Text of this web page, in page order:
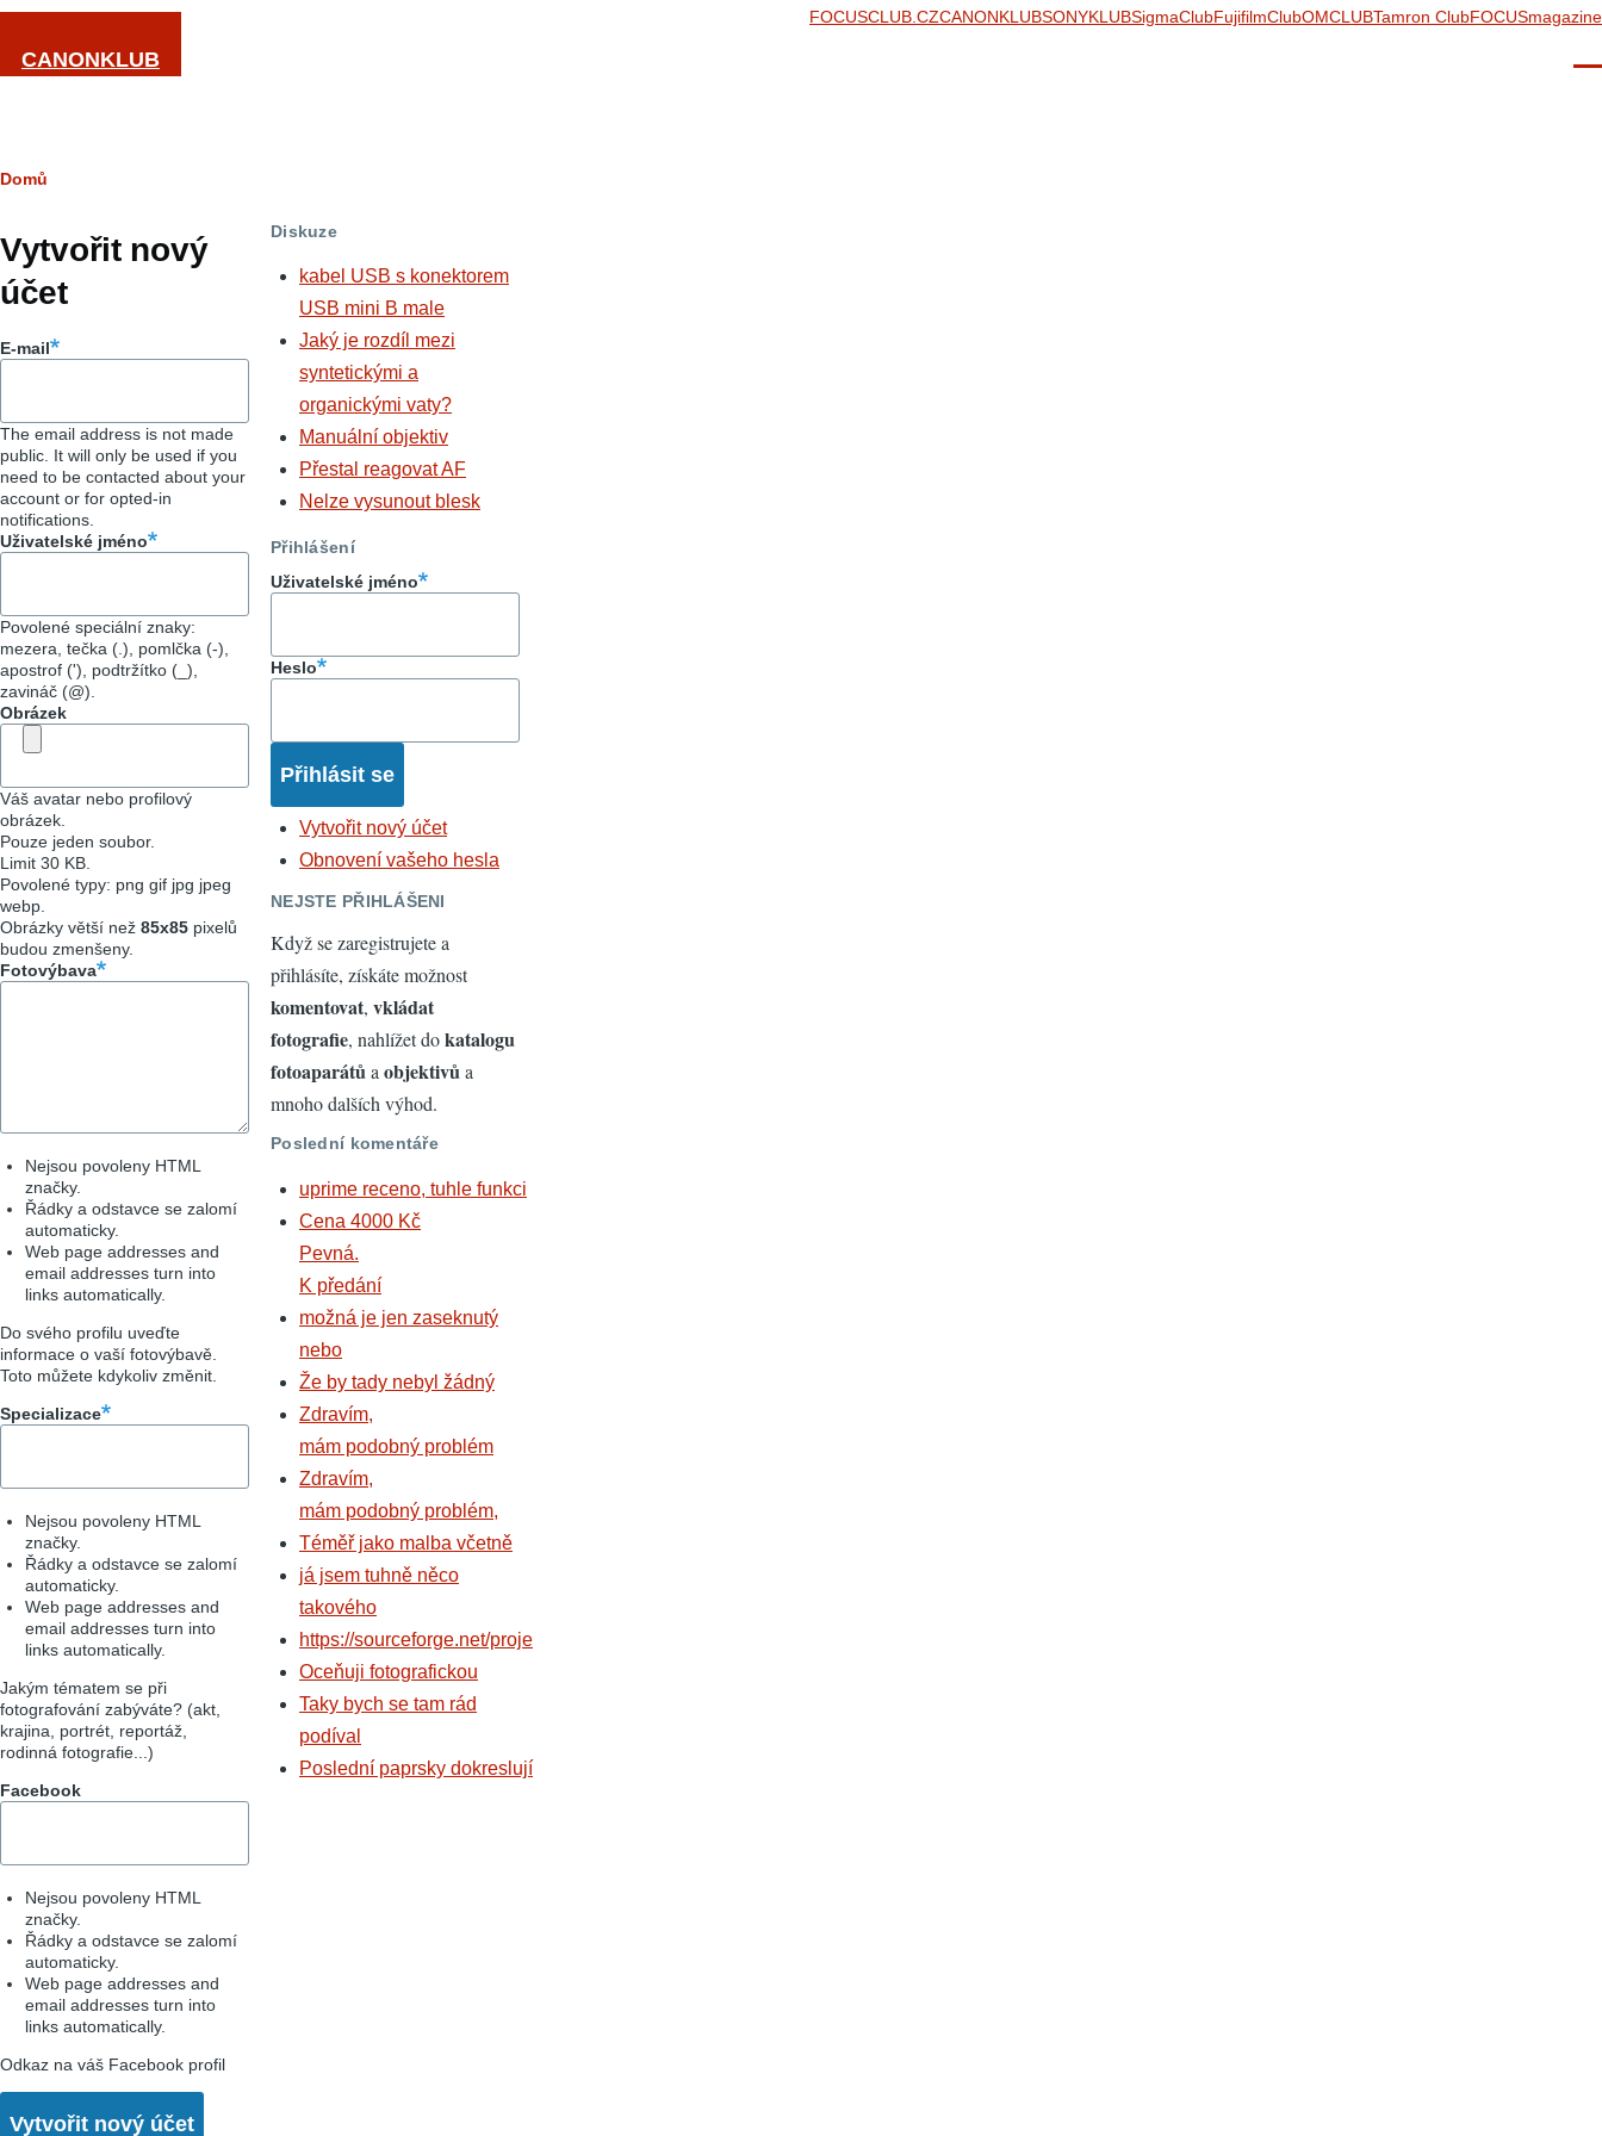
Přejít k hlavnímu obsahu
CANONKLUB
FOCUSCLUB.CZCANONKLUBSONYKLUBSigmaClubFujifilmClubOMCLUBTamron ClubFOCUSmagazine
Hlavní
záložky
Drobečková
navigace
Domů
Vytvořit nový
účet
E-mail
The email address is not made
public. It will only be used if you
need to be contacted about your
account or for opted-in
notifications.
Uživatelské jméno
Povolené speciální znaky:
mezera, tečka (.), pomlčka (-),
apostrof ('), podtržítko (_),
zavináč (@).
Obrázek
Váš avatar nebo profilový
obrázek.
Pouze jeden soubor.
Limit 30 KB.
Povolené typy: png gif jpg jpeg
webp.
Obrázky větší než 85x85 pixelů
budou zmenšeny.
Fotovýbava
Nejsou povoleny HTML
značky.
Řádky a odstavce se zalomí
automaticky.
Web page addresses and
email addresses turn into
links automatically.
Do svého profilu uveďte
informace o vaší fotovýbavě.
Toto můžete kdykoliv změnit.
Specializace
Nejsou povoleny HTML
značky.
Řádky a odstavce se zalomí
automaticky.
Web page addresses and
email addresses turn into
links automatically.
Jakým tématem se při
fotografování zabýváte? (akt,
krajina, portrét, reportáž,
rodinná fotografie...)
Facebook
Nejsou povoleny HTML
značky.
Řádky a odstavce se zalomí
automaticky.
Web page addresses and
email addresses turn into
links automatically.
Odkaz na váš Facebook profil
Diskuze
kabel USB s konektorem
USB mini B male
Jaký je rozdíl mezi
syntetickými a
organickými vaty?
Manuální objektiv
Přestal reagovat AF
Nelze vysunout blesk
Přihlášení
Uživatelské jméno
Heslo
Vytvořit nový účet
Obnovení vašeho hesla
NEJSTE PŘIHLÁŠENI
Když se zaregistrujete a
přihlásíte, získáte možnost
komentovat, vkládat
fotografie, nahlížet dokatalogu
fotoaparátůa objektivůa
mnoho dalších výhod.
Poslední komentáře
uprime receno, tuhle funkci
Cena 4000 Kč
Pevná.
K předání
možná je jen zaseknutý
nebo
Že by tady nebyl žádný
Zdravím,
mám podobný problém
Zdravím,
mám podobný problém,
Téměř jako malba včetně
já jsem tuhně něco
takového
https://sourceforge.net/proje
Oceňuji fotografickou
Taky bych se tam rád
podíval
Poslední paprsky dokreslují